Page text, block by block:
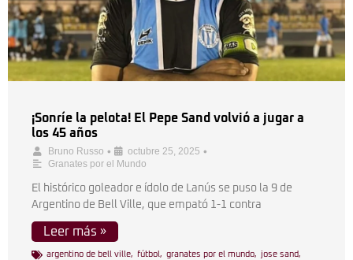
¡Sonríe la pelota! El Pepe Sand volvió a jugar a
los 45 años
Bruno Russo • octubre 25, 2025 •
Granates por el Mundo
El histórico goleador e ídolo de Lanús se puso la 9 de
Argentino de Bell Ville, que empató 1-1 contra
Leer más »
argentino de bell ville, fútbol , granates por el mundo, jose sand,